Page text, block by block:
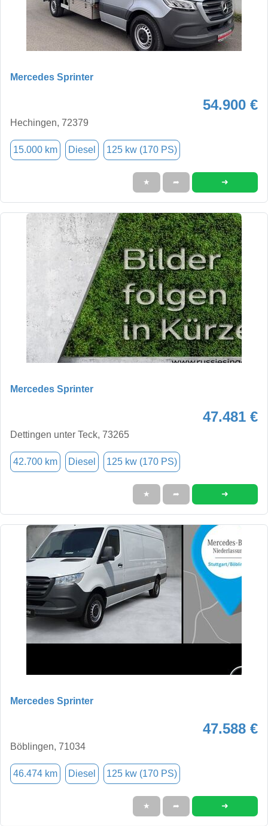
Mercedes Sprinter
54.900 €
Hechingen, 72379
15.000 km Diesel 125 kw (170 PS)
★ ➦ ➜
Mercedes Sprinter
47.481 €
Dettingen unter Teck, 73265
42.700 km Diesel 125 kw (170 PS)
★ ➦ ➜
Mercedes Sprinter
47.588 €
Böblingen, 71034
46.474 km Diesel 125 kw (170 PS)
★ ➦ ➜